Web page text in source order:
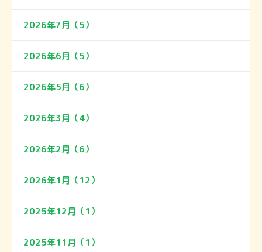
2026年7月（5）
2026年6月（5）
2026年5月（6）
2026年3月（4）
2026年2月（6）
2026年1月（12）
2025年12月（1）
2025年11月（1）